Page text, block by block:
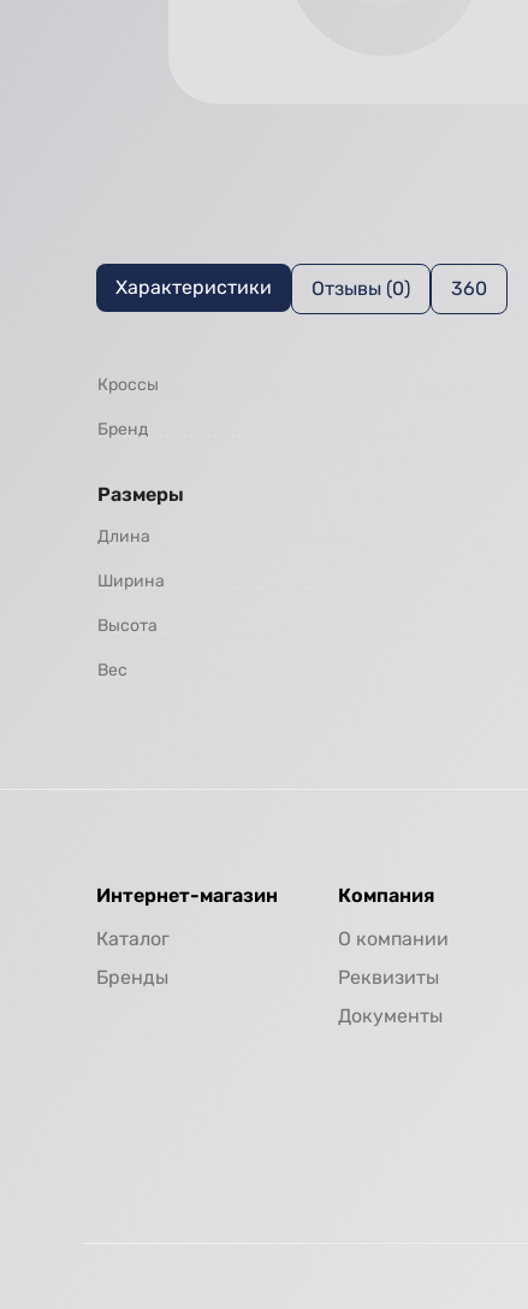
Характеристики Отзывы (0) 360
Кроссы
Бренд
Размеры
Длина
Ширина
Высота
Вес
Интернет-магазин
Каталог
Бренды
Компания
О компании
Реквизиты
Документы